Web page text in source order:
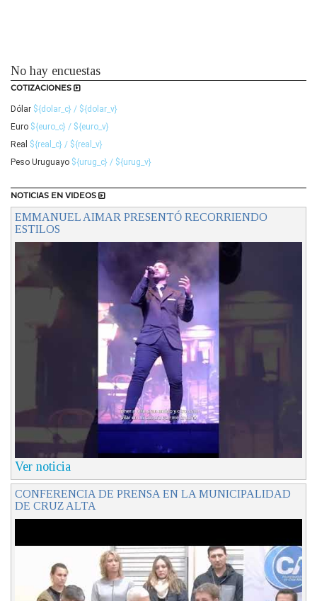
No hay encuestas
COTIZACIONES
Dólar ${dolar_c} / ${dolar_v}
Euro ${euro_c} / ${euro_v}
Real ${real_c} / ${real_v}
Peso Uruguayo ${urug_c} / ${urug_v}
NOTICIAS EN VIDEOS
EMMANUEL AIMAR PRESENTÓ RECORRIENDO
ESTILOS
Ver noticia
CONFERENCIA DE PRENSA EN LA MUNICIPALIDAD
DE CRUZ ALTA